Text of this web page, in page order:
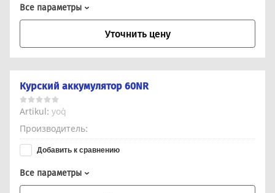
Все параметры
Уточнить цену
Курский аккумулятор 60NR
Artikul: yo`q
Производитель
Добавить к сравнению
Все параметры